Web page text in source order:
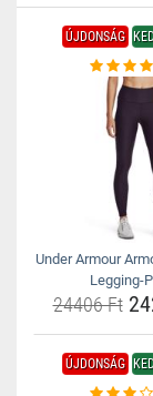
ÚJDONSÁG
Under Armour
Legging-
24406 Ft
ÚJDONSÁG